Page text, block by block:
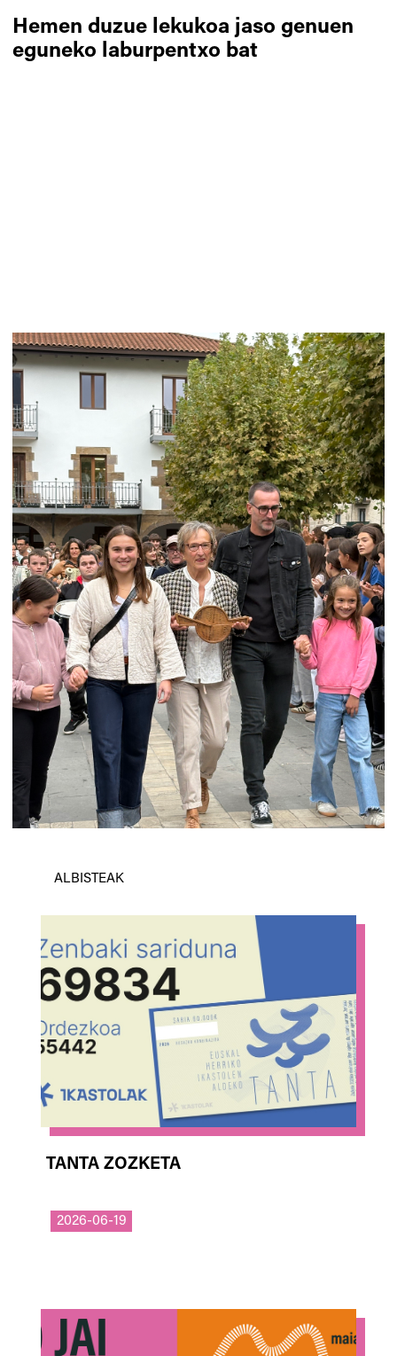
Hemen duzue lekukoa jaso genuen
eguneko laburpentxo bat
ALBISTEAK
TANTA ZOZKETA
2026-06-19